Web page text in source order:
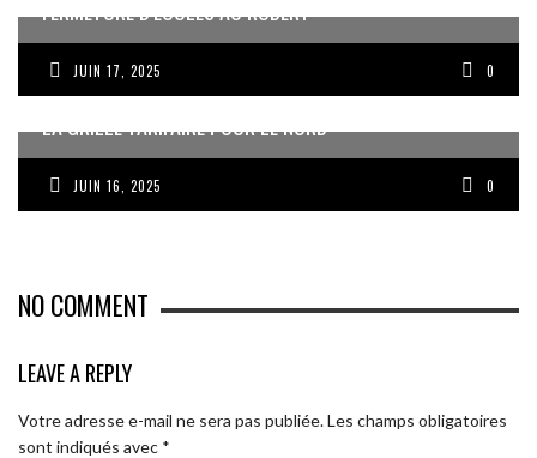
FERMETURE D’ÉCOLES AU ROBERT
JUIN 17, 2025 0
LA GRILLE TARIFAIRE POUR LE NORD
JUIN 16, 2025 0
NO COMMENT
LEAVE A REPLY
Votre adresse e-mail ne sera pas publiée.Les champs obligatoires
sont indiqués avec *